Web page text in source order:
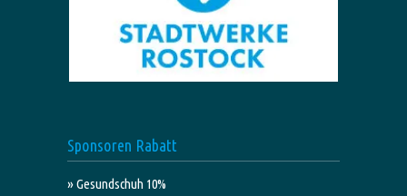
Sponsoren Rabatt
» Gesundschuh 10%